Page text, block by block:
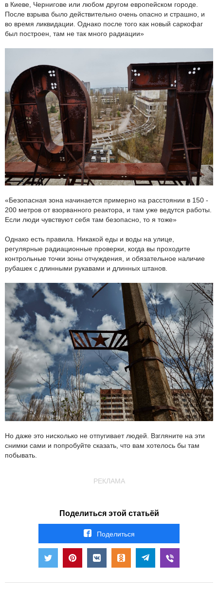
в Киеве, Чернигове или любом другом европейском городе.
После взрыва было действительно очень опасно и страшно, и
во время ликвидации. Однако после того как новый саркофаг
был построен, там не так много радиации»
«Безопасная зона начинается примерно на расстоянии в 150 -
200 метров от взорванного реактора, и там уже ведутся работы.
Если люди чувствуют себя там безопасно, то я тоже»
Однако есть правила. Никакой еды и воды на улице,
регулярные радиационные проверки, когда вы проходите
контрольные точки зоны отчуждения, и обязательное наличие
рубашек с длинными рукавами и длинных штанов.
Но даже это нисколько не отпугивает людей. Взгляните на эти
снимки сами и попробуйте сказать, что вам хотелось бы там
побывать.
РЕКЛАМА
Поделиться этой статьёй
Поделиться